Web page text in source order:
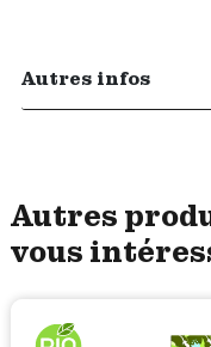
Autres infos
Autres
vous